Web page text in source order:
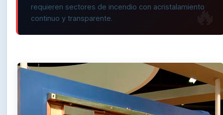
requieren sectores de incendio con acristalamiento
continuo y transparente.